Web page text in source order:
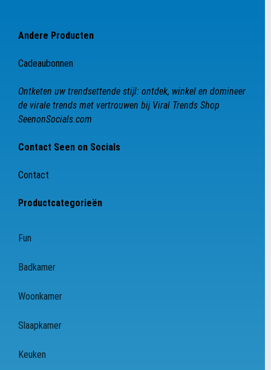
Andere Producten
Cadeaubonnen
Ontketen uw trendsettende stijl: ontdek, winkel en domineer
de virale trends met vertrouwen bij Viral Trends Shop
SeenonSocials.com
Contact Seen on Socials
Contact
Productcategorieën
Fun
Badkamer
Woonkamer
Slaapkamer
Keuken